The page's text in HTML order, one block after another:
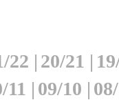
22 | 20/21 |
11 | 09/10 |